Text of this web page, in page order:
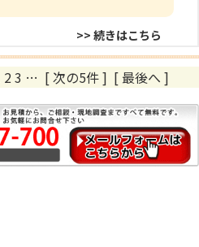
>> 続きはこちら
2 3 … [ 次の5件 ] [ 最後へ ]